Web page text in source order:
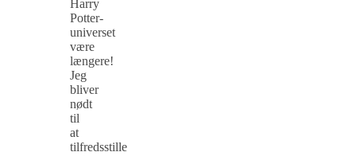
Harry
Potter-
universet
være
længere!
Jeg
bliver
nødt
til
at
tilfredsstille